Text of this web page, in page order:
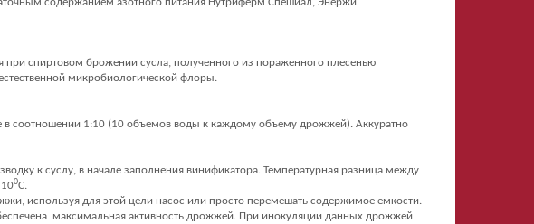
содержанием азотного питания Нутриферм Спешиал, Энержи.
спиртовом брожении сусла, полученного из пораженного плесенью
микробиологической флоры.
в соотношении 1:10 (10 объемов воды к каждому объему дрожжей). Аккуратно
к суслу, в начале заполнения винификатора. Температурная разница между
0С.
используя для этой цели насос или просто перемешать содержимое емкости.
максимальная активность дрожжей. При инокуляции данных дрожжей